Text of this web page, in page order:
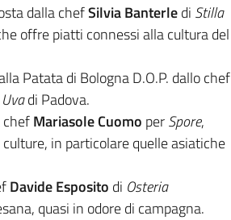
dalla chefSilvia Banterledi Stilla
offre piatti connessi alla cultura del
Patata di Bologna D.O.P. dallo chef
Uvadi Padova.
chefMariasole Cuomo perSpore,
in particolare quelle asiatiche
Davide Esposito di Osteria
quasi in odore di campagna.